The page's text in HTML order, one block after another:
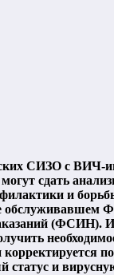
СИЗО с ВИЧ-
сдать
и
(ФСИН).
корректируется
статус и